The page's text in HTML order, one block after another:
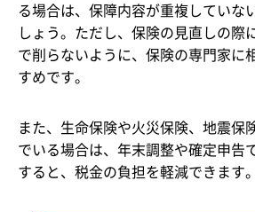
る場合は、保障内容が重複していな
しょう。ただし、保険の見直しの際
で削らないように、保険の専門家に
すめです。
また、生命保険や火災保険、地震保
でいる場合は、年末調整や確定申告
すると、税金の負担を軽減できます。